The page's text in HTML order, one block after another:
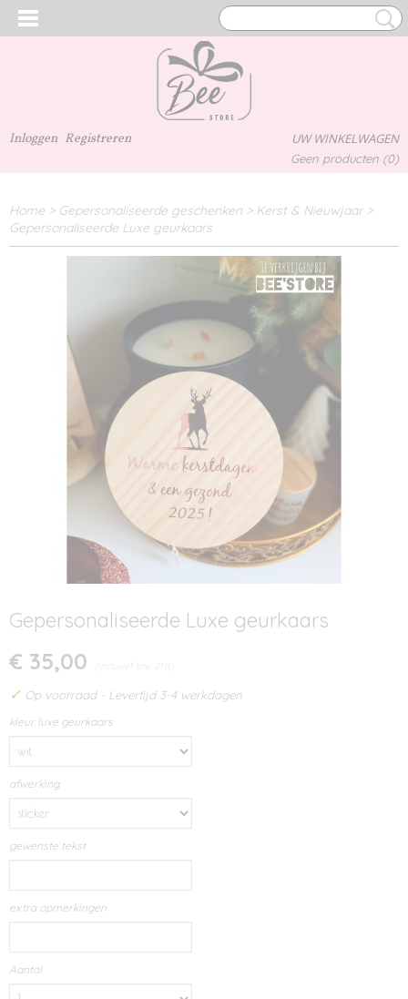
Inloggen Registreren UW WINKELWAGEN
Geen producten (0)
Home > Gepersonaliseerde geschenken > Kerst & Nieuwjaar>
Gepersonaliseerde Luxe geurkaars
Gepersonaliseerde Luxe geurkaars
€ 35,00 (inclusief btw 21%)
✓ Op voorraad - Levertijd 3-4 werkdagen
kleur luxe geurkaars
afwerking
gewenste tekst
extra opmerkingen
Aantal